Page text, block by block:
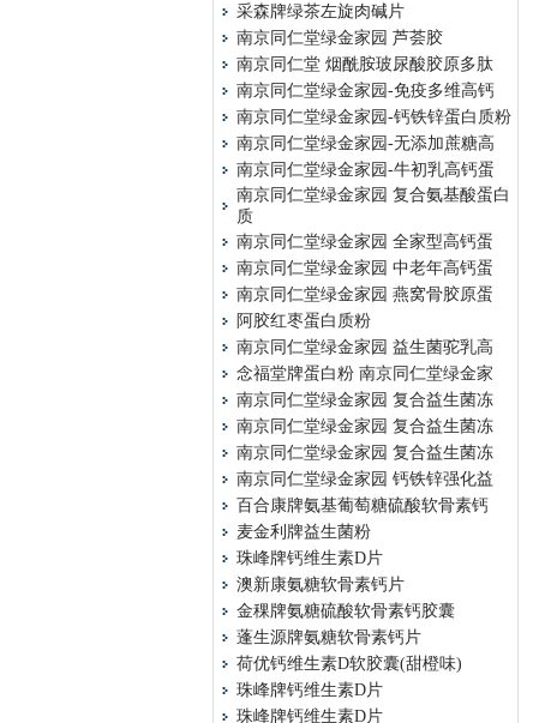
采森牌绿茶左旋肉碱片
南京同仁堂绿金家园 芦荟胶
南京同仁堂 烟酰胺玻尿酸胶原多肽
南京同仁堂绿金家园-免疫多维高钙
南京同仁堂绿金家园-钙铁锌蛋白质粉
南京同仁堂绿金家园-无添加蔗糖高
南京同仁堂绿金家园-牛初乳高钙蛋
南京同仁堂绿金家园 复合氨基酸蛋白
质
南京同仁堂绿金家园 全家型高钙蛋
南京同仁堂绿金家园 中老年高钙蛋
南京同仁堂绿金家园 燕窝骨胶原蛋
阿胶红枣蛋白质粉
南京同仁堂绿金家园 益生菌驼乳高
念福堂牌蛋白粉 南京同仁堂绿金家
南京同仁堂绿金家园 复合益生菌冻
南京同仁堂绿金家园 复合益生菌冻
南京同仁堂绿金家园 复合益生菌冻
南京同仁堂绿金家园 钙铁锌强化益
百合康牌氨基葡萄糖硫酸软骨素钙
麦金利牌益生菌粉
珠峰牌钙维生素D片
澳新康氨糖软骨素钙片
金稞牌氨糖硫酸软骨素钙胶囊
蓬生源牌氨糖软骨素钙片
荷优钙维生素D软胶囊(甜橙味)
珠峰牌钙维生素D片
珠峰牌钙维生素D片